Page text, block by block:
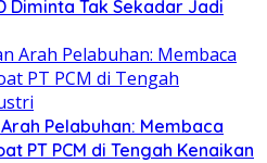
Diminta Tak Sekadar Jadi
Pelabuhan: Membaca
PT PCM di Tengah Kenaikan